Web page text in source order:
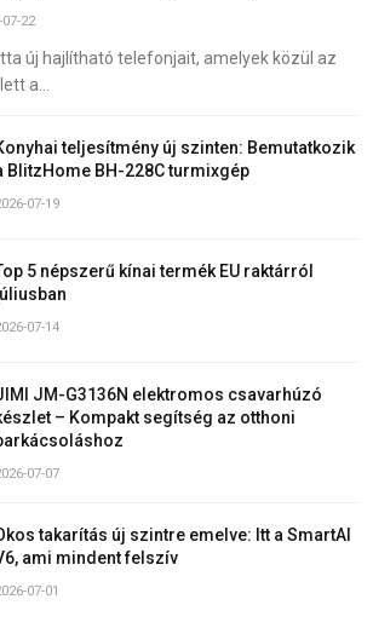
07-22
új hajlítható telefonjait, amelyek közül az
a…
teljesítmény új szinten: Bemutatkozik
BlitzHome BH-228C turmixgép
07-19
5 népszerű kínai termék EU raktárról
07-14
JM-G3136N elektromos csavarhúzó
– Kompakt segítség az otthoni
07-07
takarítás új szintre emelve: Itt a SmartAI
ami mindent felszív
07-01